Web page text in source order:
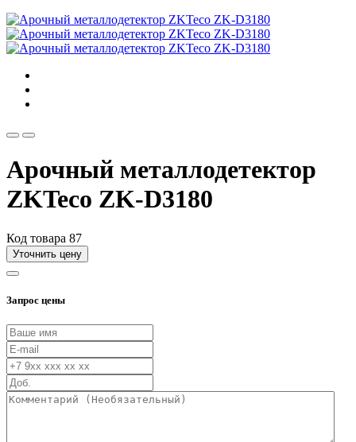
Арочный металлодетектор
ZKTeco ZK-D3180
Код товара 87
Уточнить цену
Запрос цены